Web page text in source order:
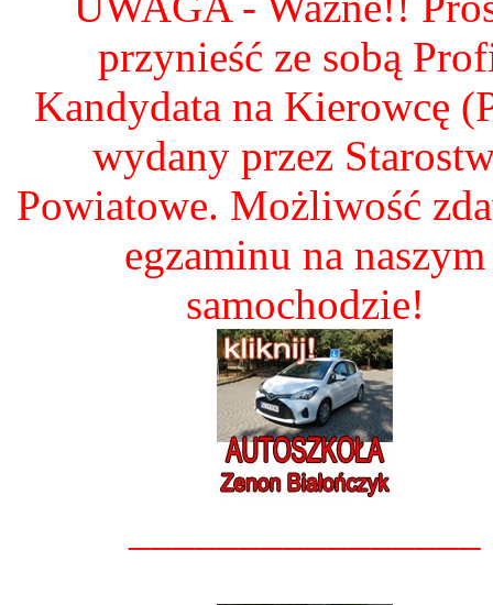
przynieść ze sobą
Kandydata na Kierowcę
wydany przez
Powiatowe. Możliwość
egzaminu na naszym
samochodzie!